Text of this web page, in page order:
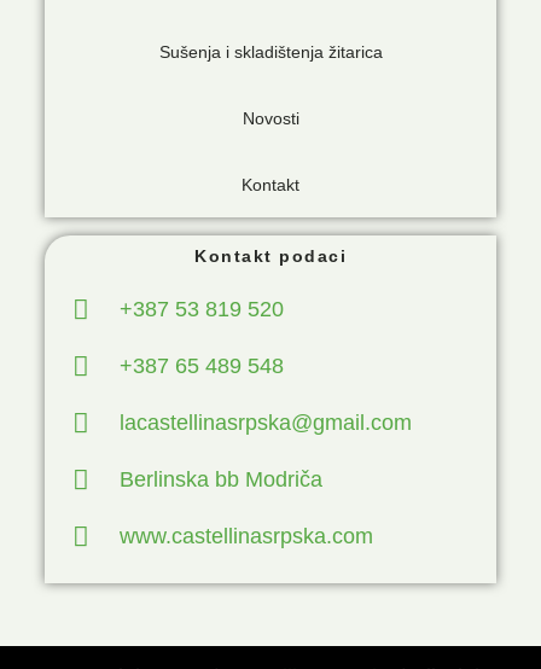
Sušenja i skladištenja žitarica
Novosti
Kontakt
Kontakt podaci
+387 53 819 520
+387 65 489 548
lacastellinasrpska@gmail.com
Berlinska bb Modriča
www.castellinasrpska.com